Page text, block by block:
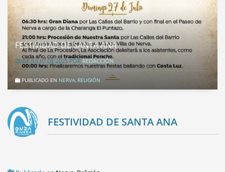
FESTIVIDAD DE SANTA ANA
26 DE JULIO DE 2025PORREDACCIÓN
PUBLICADO EN NERVA RELIGIÓN
FESTIVIDAD DE SANTA ANA